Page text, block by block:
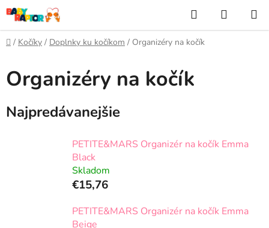
Prejsť
na
obsah
Hľadať
KOŠÍK
Domov
/ Kočíky / Doplnky ku kočíkom / Organizéry na kočík
Organizéry na kočík
Najpredávanejšie
PETITE&MARS Organizér na kočík Emma
Black
Skladom
€15,76
PETITE&MARS Organizér na kočík Emma
Beige